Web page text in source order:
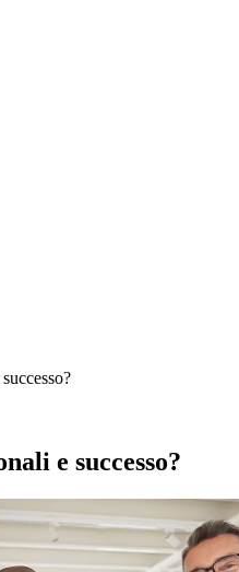
e successo?